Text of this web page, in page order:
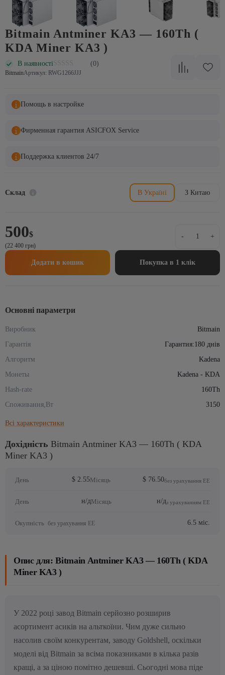
Bitmain Antminer KA3 — 160Th (
KDA Miner KA3 )
В наявності (0)
BitmainАртикул: RWG1266JJJ
Помощь в настройке
Фирменная гарантия ASICFOX Service
Поддержка клиентов 24/7
Склад В Україні З Китаю
500$
(22 400 грн)
-
Antminer
KA3
—
кількість
+
Додати в кошик Покупка в 1 клік
Основні параметри
Виробник
Bitmain
Гарантія
Гарантия:180 днів
Алгоритм
Kadena
Монеты
Kadena - KDA
Hash-rate
160Th
Споживання,Вт
3150
Всі характеристики
Дохідність Bitmain Antminer KA3 — 160Th ( KDA
Miner KA3 )
День $ 2.55Місяць $ 76.50без урахування ЕЕ
День н/дМісяць н/дз урахуванням ЕЕ
Окупність без урахування ЕЕ 6.5 міс.
Опис для: Bitmain Antminer KA3 — 160Th ( KDA
Miner KA3 )
У 2022 році завод Bitmain серйозно розширив
асортимент асиків на альткоїни. Чим дуже сильно
насолив своїм конкурентам, заводу Goldshell, оскільки
моделі від Bitmain за всіма показниками в кілька разів
кращі, а за ціною помітно дешевші. Сьогодні мова піде